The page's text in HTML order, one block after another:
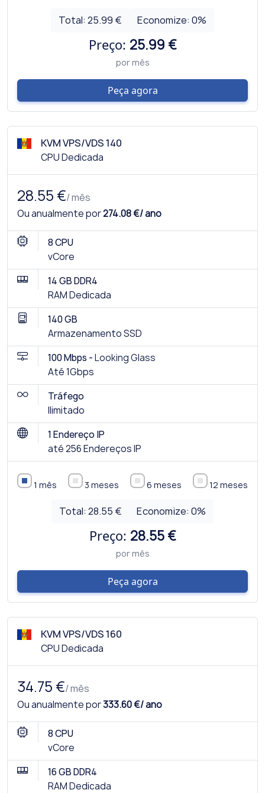
Total:25.99 € Economize: 0%
Preço: 25.99 €
por mês
Peça agora
KVM VPS/VDS 140
CPU Dedicada
28.55 €/ mês
Ou anualmente por274.08 €/ ano
8 CPU
vCore
14 GB DDR4
RAM Dedicada
140 GB
Armazenamento SSD
100 Mbps -Looking Glass
Até 1Gbps
Tráfego
Ilimitado
1 Endereço IP
até 256 Endereços IP
1 mês 3 meses 6 meses 12 meses
Total: 28.55 € Economize:0%
Preço: 28.55 €
por mês
Peça agora
KVM VPS/VDS 160
CPU Dedicada
34.75 €/ mês
Ou anualmente por333.60 €/ ano
8 CPU
vCore
16 GB DDR4
RAM Dedicada